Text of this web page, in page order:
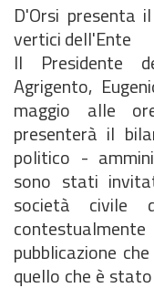
D'Orsi presenta
vertici dell'Ente
Il Presidente
Agrigento,
maggio alle
presenterà il
politico -
sono stati
società civile
pubblicazione
quello che è